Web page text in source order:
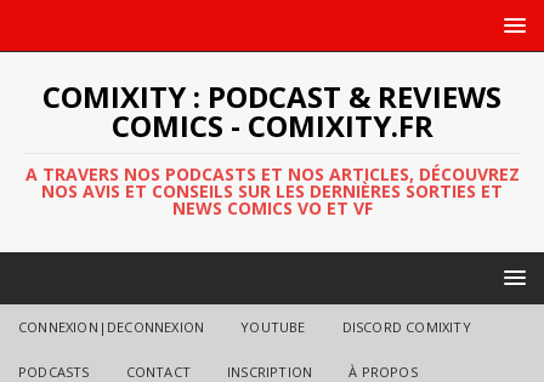
COMIXITY : PODCAST & REVIEWS
COMICS - COMIXITY.FR
A TRAVERS NOS PODCASTS ET NOS ARTICLES, DÉCOUVREZ
NOS AVIS ET CONSEILS SUR LES DERNIÈRES SORTIES ET
NEWS COMICS VO ET VF
CONNEXION|DECONNEXION YOUTUBE DISCORD COMIXITY
PODCASTS CONTACT INSCRIPTION À PROPOS